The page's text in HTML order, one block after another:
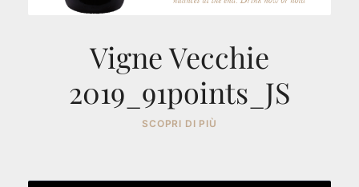
Vigne Vecchie
2019_91points_JS
SCOPRI DI PIÙ